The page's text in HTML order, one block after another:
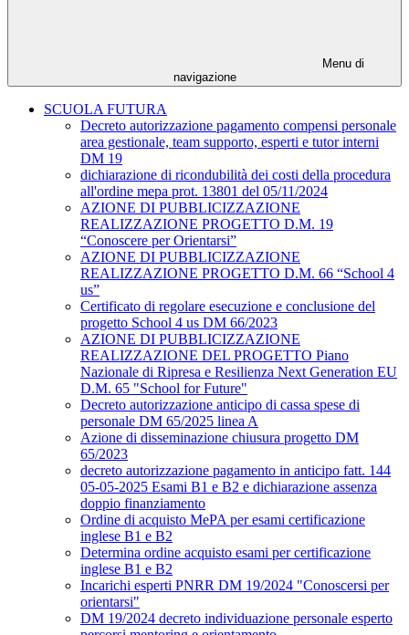
Menu di
navigazione
SCUOLA FUTURA
Decreto autorizzazione pagamento compensi personale
area gestionale, team supporto, esperti e tutor interni
DM 19
dichiarazione di ricondubilità dei costi della procedura
all'ordine mepa prot. 13801 del 05/11/2024
AZIONE DI PUBBLICIZZAZIONE
REALIZZAZIONE PROGETTO D.M. 19
“Conoscere per Orientarsi”
AZIONE DI PUBBLICIZZAZIONE
REALIZZAZIONE PROGETTO D.M. 66 “School 4
us”
Certificato di regolare esecuzione e conclusione del
progetto School 4 us DM 66/2023
AZIONE DI PUBBLICIZZAZIONE
REALIZZAZIONE DEL PROGETTO Piano
Nazionale di Ripresa e Resilienza Next Generation EU
D.M. 65 "School for Future"
Decreto autorizzazione anticipo di cassa spese di
personale DM 65/2025 linea A
Azione di disseminazione chiusura progetto DM
65/2023
decreto autorizzazione pagamento in anticipo fatt. 144
05-05-2025 Esami B1 e B2 e dichiarazione assenza
doppio finanziamento
Ordine di acquisto MePA per esami certificazione
inglese B1 e B2
Determina ordine acquisto esami per certificazione
inglese B1 e B2
Incarichi esperti PNRR DM 19/2024 "Conoscersi per
orientarsi"
DM 19/2024 decreto individuazione personale esperto